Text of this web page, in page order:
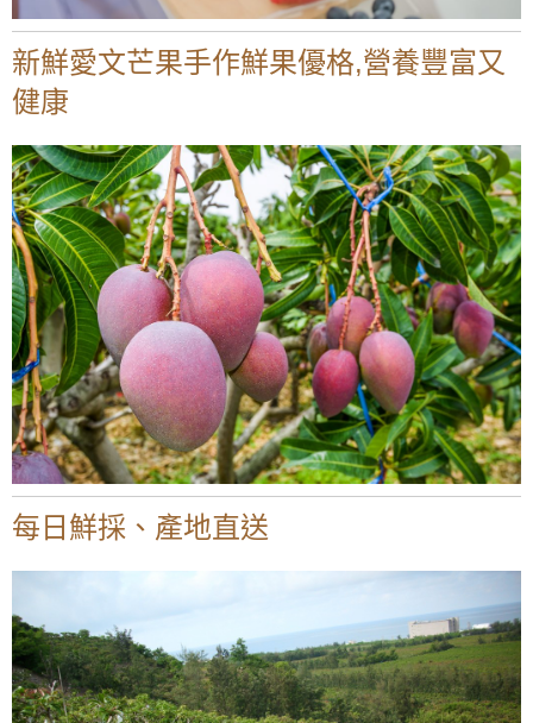
新鮮愛文芒果手作鮮果優格,營養豐富又
健康
每日鮮採、產地直送